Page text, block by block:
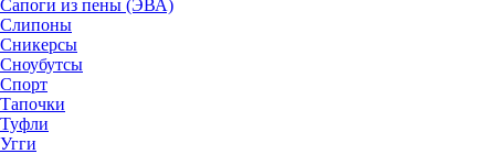
Сапоги из пены (ЭВА)
Слипоны
Сникерсы
Сноубутсы
Спорт
Тапочки
Туфли
Угги